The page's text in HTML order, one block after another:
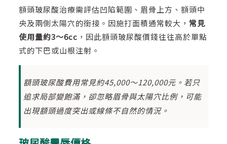
額頭玻尿酸治療需評估凹陷範圍、眉骨上方、額頭中
央及兩側太陽穴的銜接。因施打面積通常較大， 常見
使用量約3～6cc ，因此額頭玻尿酸價錢往往高於單點
式的下巴或山根注射。
額頭玻尿酸費用常見約45,000～120,000元。若只
追求局部變飽滿，卻忽略眉骨與太陽穴比例，可能
出現額頭過度突出或線條不自然的情況。